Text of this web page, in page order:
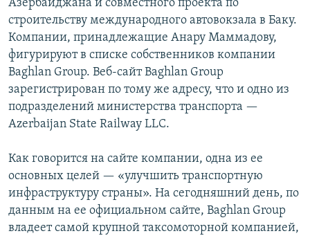
Азербайджана и совместного проекта по
строительству международного автовокзала в Баку.
Компании, принадлежащие Анару Маммадову,
фигурируют в списке собственников компании
Baghlan Group. Веб-сайт Baghlan Group
зарегистрирован по тому же адресу, что и одно из
подразделений министерства транспорта —
Azerbaijan State Railway LLC.
Как говорится на сайте компании, одна из ее
основных целей — «улучшить транспортную
инфраструктуру страны». На сегодняшний день, по
данным на ее официальном сайте, Baghlan Group
владеет самой крупной таксомоторной компанией,